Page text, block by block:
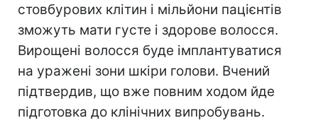
стовбурових клітин і мільйони пацієнтів
зможуть мати густе і здорове волосся.
Вирощені волосся буде імплантуватися
на уражені зони шкіри голови. Вчений
підтвердив, що вже повним ходом йде
підготовка до клінічних випробувань.